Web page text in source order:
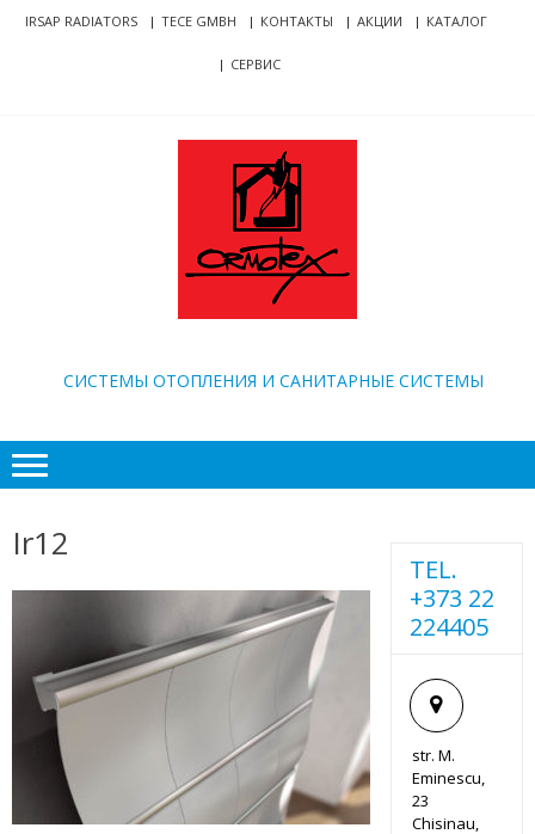
Skip
SkipIRSAP RADIATORS TECE GMBH КОНТАКТЫ АКЦИИ КАТАЛОГ
СЕРВИС
CИСТЕМЫ ОТОПЛЕНИЯ И САНИТАРНЫЕ СИСТЕМЫ
Ir12
TEL.
+373 22
224405
str. M.
Eminescu,
23
Chisinau,